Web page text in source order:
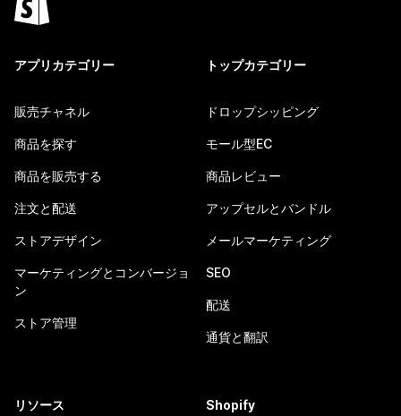
アプリカテゴリー
販売チャネル
商品を探す
商品を販売する
注文と配送
ストアデザイン
マーケティングとコンバージョ
ン
ストア管理
トップカテゴリー
ドロップシッピング
モール型EC
商品レビュー
アップセルとバンドル
メールマーケティング
SEO
配送
通貨と翻訳
リソース Shopify